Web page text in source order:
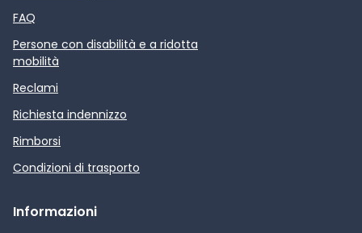
FAQ
Persone con disabilità e a ridotta
mobilità
Reclami
Richiesta indennizzo
Rimborsi
Condizioni di trasporto
Informazioni